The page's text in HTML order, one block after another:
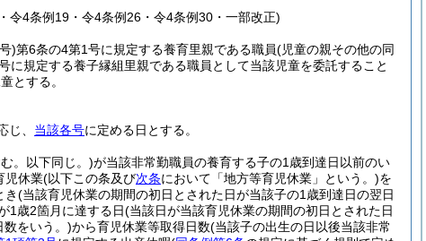
令4条例19・令4条例26・令4条例30・一部改正)
)第6条の4第1号に規定する養育里親である職員(児童の親その他の同
規定する養子縁組里親である職員として当該児童を委託すること
とする。
じ、 当該各号に定める日とする。
。以下同じ。)が当該非常勤職員の養育する子の1歳到達日以前のい
児休業(以下この条及び次条において「地方等育児休業」という。)を
き(当該育児休業の期間の初日とされた日が当該子の1歳到達日の翌日
1歳2箇月に達する日(当該日が当該育児休業の期間の初日とされた日
数をいう。)から育児休業等取得日数(当該子の出生の日以後当該非常